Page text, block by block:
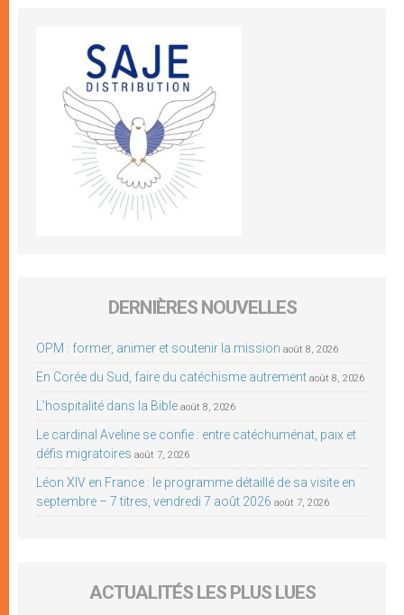
DERNIÈRES NOUVELLES
OPM : former, animer et soutenir la mission août 8, 2026
En Corée du Sud, faire du catéchisme autrement août 8, 2026
L’hospitalité dans la Bible août 8, 2026
Le cardinal Aveline se confie : entre catéchuménat, paix et
défis migratoires août 7, 2026
Léon XIV en France : le programme détaillé de sa visite en
septembre – 7 titres, vendredi 7 août 2026 août 7, 2026
ACTUALITÉS LES PLUS LUES